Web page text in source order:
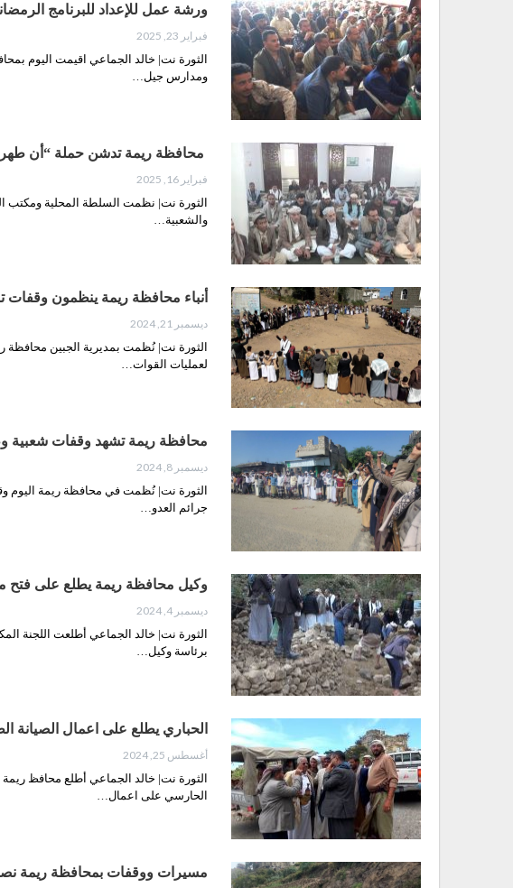
ورشة عمل للإعداد للبرنامج
فبراير 23, 2025
الثورة نت| خالد الجماعي اقيمت اليوم
ومدارس جيل…
محافظة ريمة تدشن حملة “أن
فبراير 16, 2025
الثورة نت| نظمت السلطة المحلية ومكتب
والشعبية…
أنباء محافظة ريمة ينظمون
ديسمبر 21, 2024
الثورة نت| نُظمت بمديرية الجبين محافظة
لعمليات القوات…
محافظة ريمة تشهد وقفات شعبية
ديسمبر 8, 2024
الثورة نت| نُظمت في محافظة ريمة اليوم
جرائم العدو…
وكيل محافظة ريمة يطلع على
ديسمبر 4, 2024
الثورة نت| خالد الجماعي أطلعت اللجنة
برئاسة وكيل…
الحباري يطلع على اعمال الصيانة
أغسطس 25, 2024
الثورة نت| خالد الجماعي أطلع محافظ
الحارسي على اعمال…
مسيرات ووقفات بمحافظة ريمة